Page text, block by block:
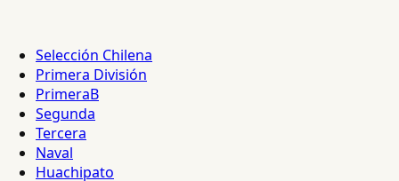
Selección Chilena
Primera División
PrimeraB
Segunda
Tercera
Naval
Huachipato